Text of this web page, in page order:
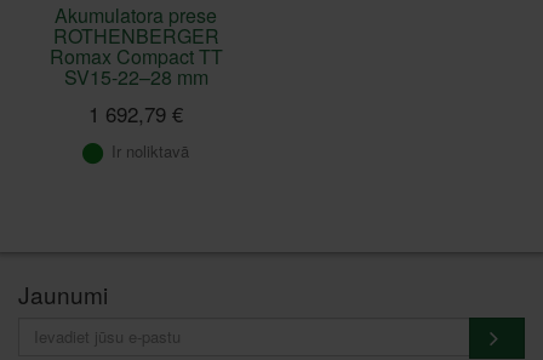
Akumulatora prese
ROTHENBERGER
Romax Compact TT
SV15-22–28 mm
1 692,79 €
Ir noliktavā
Jaunumi